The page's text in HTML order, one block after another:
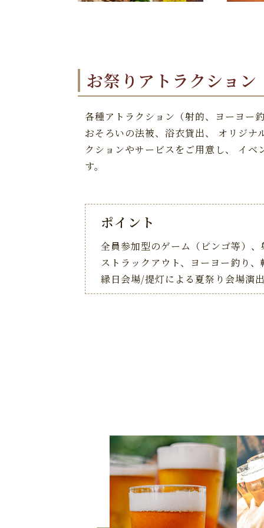
お祭りアトラクション
各種アトラクション（射的、ヨーヨー
おそろいの法被、浴衣貸出、 オリジナ
クションやサービスをご用意し、 イ
す。
ポイント
全員参加型のゲーム（ビンゴ等）、
ストラックアウト、ヨーヨー釣り、
縁日会場/提灯による夏祭り会場演